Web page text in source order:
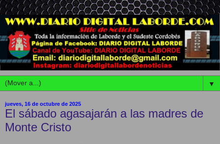
▼
jueves, 16 de octubre de 2025
El sábado agasajarán a las madres de
Monte Cristo